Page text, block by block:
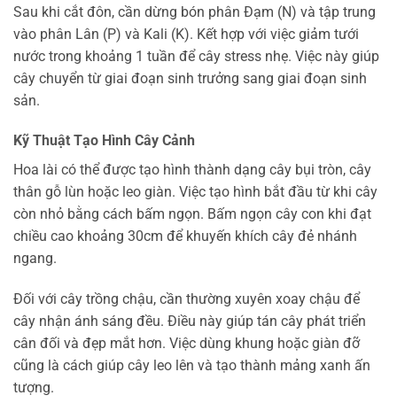
Sau khi cắt đôn, cần dừng bón phân Đạm (N) và tập trung
vào phân Lân (P) và Kali (K). Kết hợp với việc giảm tưới
nước trong khoảng 1 tuần để cây stress nhẹ. Việc này giúp
cây chuyển từ giai đoạn sinh trưởng sang giai đoạn sinh
sản.
Kỹ Thuật Tạo Hình Cây Cảnh
Hoa lài có thể được tạo hình thành dạng cây bụi tròn, cây
thân gỗ lùn hoặc leo giàn. Việc tạo hình bắt đầu từ khi cây
còn nhỏ bằng cách bấm ngọn. Bấm ngọn cây con khi đạt
chiều cao khoảng 30cm để khuyến khích cây đẻ nhánh
ngang.
Đối với cây trồng chậu, cần thường xuyên xoay chậu để
cây nhận ánh sáng đều. Điều này giúp tán cây phát triển
cân đối và đẹp mắt hơn. Việc dùng khung hoặc giàn đỡ
cũng là cách giúp cây leo lên và tạo thành mảng xanh ấn
tượng.